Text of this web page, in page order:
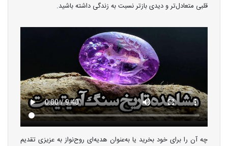
قلبی متعادل‌تر و دیدی بازتر نسبت به زندگی داشته باشید.
چه آن را برای خود بخرید یا به‌عنوان هدیه‌ای روح‌نواز به عزیزی تقدیم